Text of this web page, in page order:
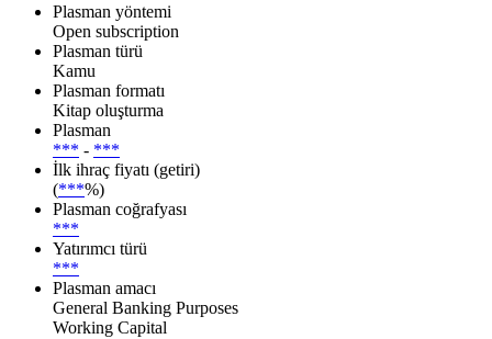
Plasman yöntemi
Open subscription
Plasman türü
Kamu
Plasman formatı
Kitap oluşturma
Plasman
*** - ***
İlk ihraç fiyatı (getiri)
(***%)
Plasman coğrafyası
***
Yatırımcı türü
***
Plasman amacı
General Banking Purposes
Working Capital